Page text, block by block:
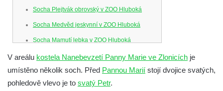
Socha Plejtvák obrovský v ZOO Hluboká
Socha Medvěd jeskynní v ZOO Hluboká
Socha Mamutí lebka v ZOO Hluboká
Socha Mamut srstnatý v ZOO Hluboká
Socha Orel v ZOO Hluboká
Socha Vydry si hrají v ZOO Hluboká
V areálu kostela Nanebevzetí Panny Marie ve Zlonicích je
umístěno několik soch. Před Pannou Marií stojí dvojice svatých,
pohledově vlevo je to svatý Petr.